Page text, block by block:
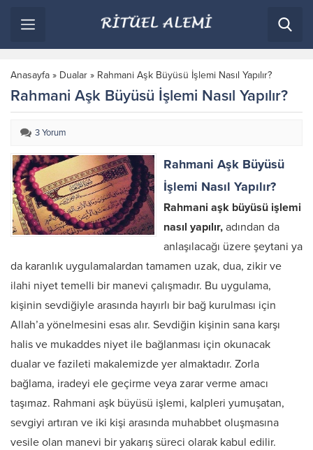
Anasayfa » Dualar » Rahmani Aşk Büyüsü İşlemi Nasıl Yapılır?
Rahmani Aşk Büyüsü İşlemi Nasıl Yapılır?
3 Yorum
Rahmani Aşk Büyüsü
İşlemi Nasıl Yapılır?
Rahmani aşk büyüsü işlemi
nasıl yapılır, adından da
anlaşılacağı üzere şeytani ya
da karanlık uygulamalardan tamamen uzak, dua, zikir ve
ilahi niyet temelli bir manevi çalışmadır. Bu uygulama,
kişinin sevdiğiyle arasında hayırlı bir bağ kurulması için
Allah’a yönelmesini esas alır. Sevdiğin kişinin sana karşı
halis ve mukaddes niyet ile bağlanması için okunacak
dualar ve fazileti makalemizde yer almaktadır. Zorla
bağlama, iradeyi ele geçirme veya zarar verme amacı
taşımaz. Rahmani aşk büyüsü işlemi, kalpleri yumuşatan,
sevgiyi artıran ve iki kişi arasında muhabbet oluşmasına
vesile olan manevi bir yakarış süreci olarak kabul edilir.